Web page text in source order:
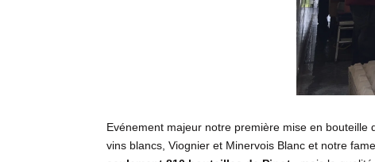
Evénement majeur notre première mise en
vins blancs, Viognier et Minervois Blanc et notre